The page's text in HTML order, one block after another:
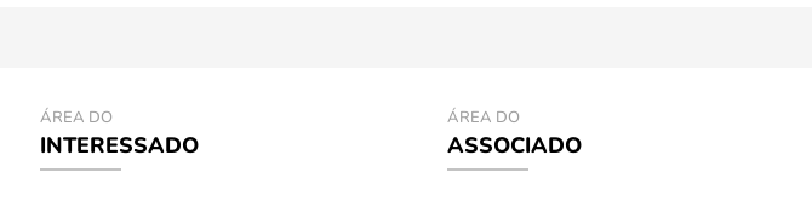
ÁREA DO
INTERESSADO
ÁREA DO
ASSOCIADO